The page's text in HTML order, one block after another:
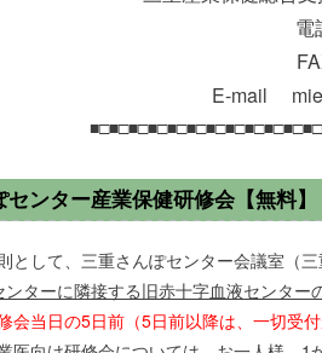
E-mail
ンター産業保健研修会【無料
として、三重さんぽセンター会議室（
ンターに隣接する旧赤十字血液センタ
会当日の5日前（5日前以降は、一切受